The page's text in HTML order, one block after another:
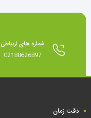
شماره های ارتباطی
02188626897
دقت زمان